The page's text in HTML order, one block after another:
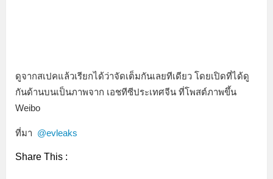
ดูจากสเปคแล้วเรียกได้ว่าจัดเต็มกันเลยทีเดียว โดยเปิดที่ได้ดู
กันด้านบนเป็นภาพจาก เอชทีซีประเทศจีน ที่โพสต์ภาพขึ้น
Weibo
ที่มา @evleaks
Share This :